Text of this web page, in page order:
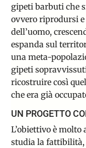
gipeti barbuti che
ovvero riprodursi
dell’uomo,
espanda sul
una meta-
gipeti
ricostruire così
che era già
UN PROGETTO
L’obiettivo è
studia la